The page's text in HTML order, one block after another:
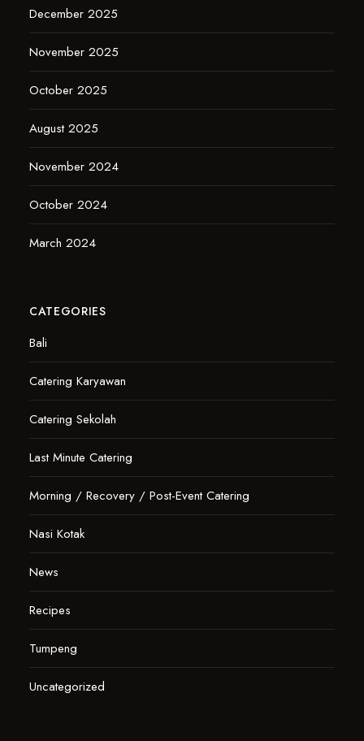
December 2025
November 2025
October 2025
August 2025
November 2024
October 2024
March 2024
CATEGORIES
Bali
Catering Karyawan
Catering Sekolah
Last Minute Catering
Morning / Recovery / Post-Event Catering
Nasi Kotak
News
Recipes
Tumpeng
Uncategorized